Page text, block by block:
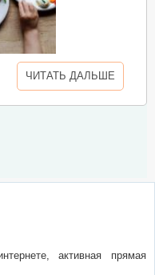
ЧИТАТЬ ДАЛЬШЕ
активная прямая